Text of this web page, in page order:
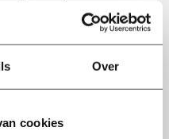
Over
cookies
wat ook jouw
in een